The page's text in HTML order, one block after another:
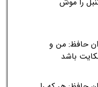
۱۵۸ دیوان حافظ: من و
باشد